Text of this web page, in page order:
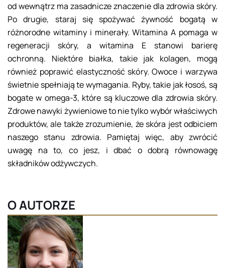
od wewnątrz ma zasadnicze znaczenie dla zdrowia skóry.
Po drugie, staraj się spożywać żywność bogatą w
różnorodne witaminy i minerały. Witamina A pomaga w
regeneracji skóry, a witamina E stanowi barierę
ochronną. Niektóre białka, takie jak kolagen, mogą
również poprawić elastyczność skóry. Owoce i warzywa
świetnie spełniają te wymagania. Ryby, takie jak łosoś, są
bogate w omega-3, które są kluczowe dla zdrowia skóry.
Zdrowe nawyki żywieniowe to nie tylko wybór właściwych
produktów, ale także zrozumienie, że skóra jest odbiciem
naszego stanu zdrowia. Pamiętaj więc, aby zwrócić
uwagę na to, co jesz, i dbać o dobrą równowagę
składników odżywczych.
O AUTORZE